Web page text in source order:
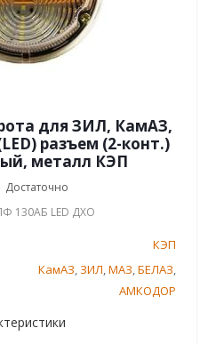
для ЗИЛ, КамАЗ,
разъем (2-конт.)
металл КЭП
Достаточно
130АБ LED ДХО
КЭП
КамАЗ, ЗИЛ,МАЗ,БЕЛАЗ,
АМКОДОР